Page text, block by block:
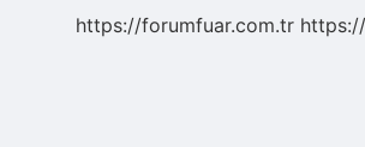
https://forumfuar.com.tr